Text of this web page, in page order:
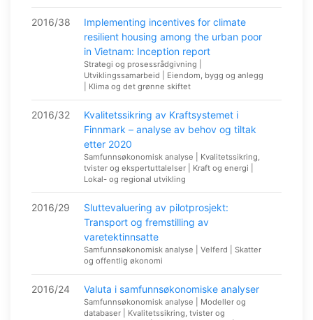
2016/38
Implementing incentives for climate
resilient housing among the urban poor
in Vietnam: Inception report
Strategi og prosessrådgivning |
Utviklingssamarbeid | Eiendom, bygg og anlegg
| Klima og det grønne skiftet
2016/32
Kvalitetssikring av Kraftsystemet i
Finnmark – analyse av behov og tiltak
etter 2020
Samfunnsøkonomisk analyse | Kvalitetssikring,
tvister og ekspertuttalelser | Kraft og energi |
Lokal- og regional utvikling
2016/29
Sluttevaluering av pilotprosjekt:
Transport og fremstilling av
varetektinnsatte
Samfunnsøkonomisk analyse | Velferd | Skatter
og offentlig økonomi
2016/24 Valuta i samfunnsøkonomiske analyser
Samfunnsøkonomisk analyse | Modeller og
databaser | Kvalitetssikring, tvister og